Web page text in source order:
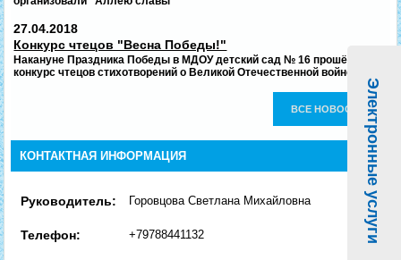
27.04.2018
Конкурс чтецов "Весна Победы!"
Накануне Праздника Победы в МДОУ детский сад № 16 прошёл
конкурс чтецов стихотворений о Великой Отечественной войне.
ВСЕ НОВОСТИ
КОНТАКТНАЯ ИНФОРМАЦИЯ
Руководитель: Горовцова Светлана Михайловна
Телефон: +79788441132 Электронные услуги